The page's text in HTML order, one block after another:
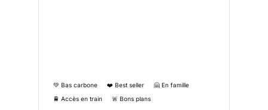
💚 Bas carbone ❤️ Best seller
🤗 En famille
🚆 Accès en train
🚨 Bons plans